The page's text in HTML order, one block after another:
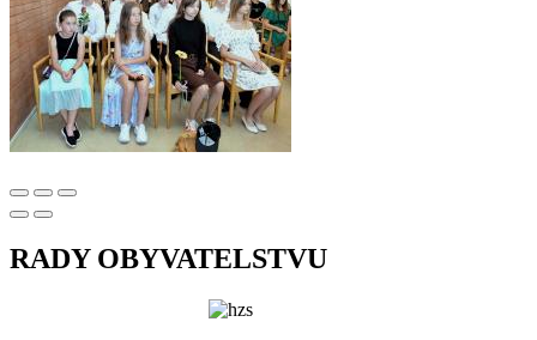
RADY OBYVATELSTVU